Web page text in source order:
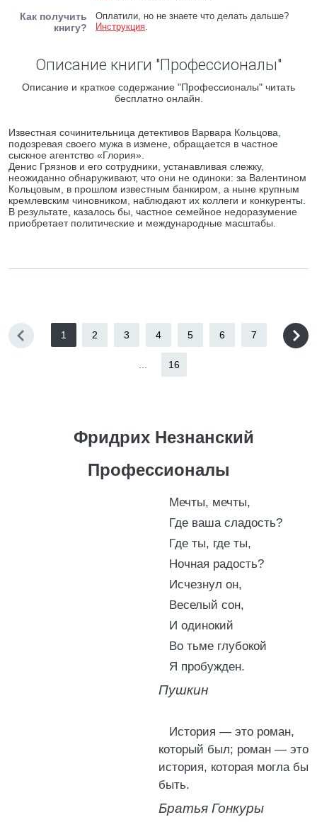
Как получить
книгу?
Оплатили, но не знаете что делать дальше?
Инструкция.
Описание книги "Профессионалы"
Описание и краткое содержание "Профессионалы" читать
бесплатно онлайн.
Известная сочинительница детективов Варвара Кольцова,
подозревая своего мужа в измене, обращается в частное
сыскное агентство «Глория».
Денис Грязнов и его сотрудники, устанавливая слежку,
неожиданно обнаруживают, что они не одиноки: за Валентином
Кольцовым, в прошлом известным банкиром, а ныне крупным
кремлевским чиновником, наблюдают их коллеги и конкуренты.
В результате, казалось бы, частное семейное недоразумение
приобретает политические и международные масштабы.
1 2 3 4 5 6 7
16
Фридрих Незнанский
Профессионалы
Мечты, мечты,
Где ваша сладость?
Где ты, где ты,
Ночная радость?
Исчезнул он,
Веселый сон,
И одинокий
Во тьме глубокой
Я пробужден.
Пушкин
История — это роман,
который был; роман — это
история, которая могла бы
быть.
Братья Гонкуры